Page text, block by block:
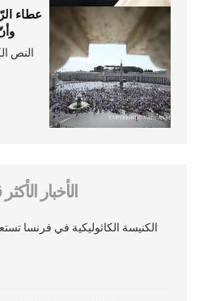
عطاء
النص
الأخبار
الكنيسة الكاثوليكية في فرنسا